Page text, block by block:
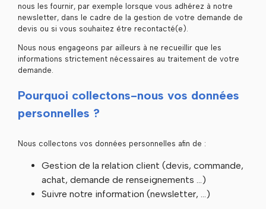
nous les fournir, par exemple lorsque vous adhérez à notre
newsletter, dans le cadre de la gestion de votre demande de
devis ou si vous souhaitez être recontacté(e).
Nous nous engageons par ailleurs à ne recueillir que les
informations strictement nécessaires au traitement de votre
demande.
Pourquoi collectons-nous vos données
personnelles ?
Nous collectons vos données personnelles afin de :
Gestion de la relation client (devis, commande,
achat, demande de renseignements …)
Suivre notre information (newsletter, …)